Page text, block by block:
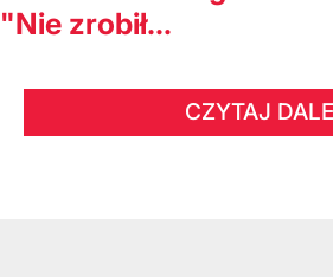
"Nie zrobił...
CZYTAJ